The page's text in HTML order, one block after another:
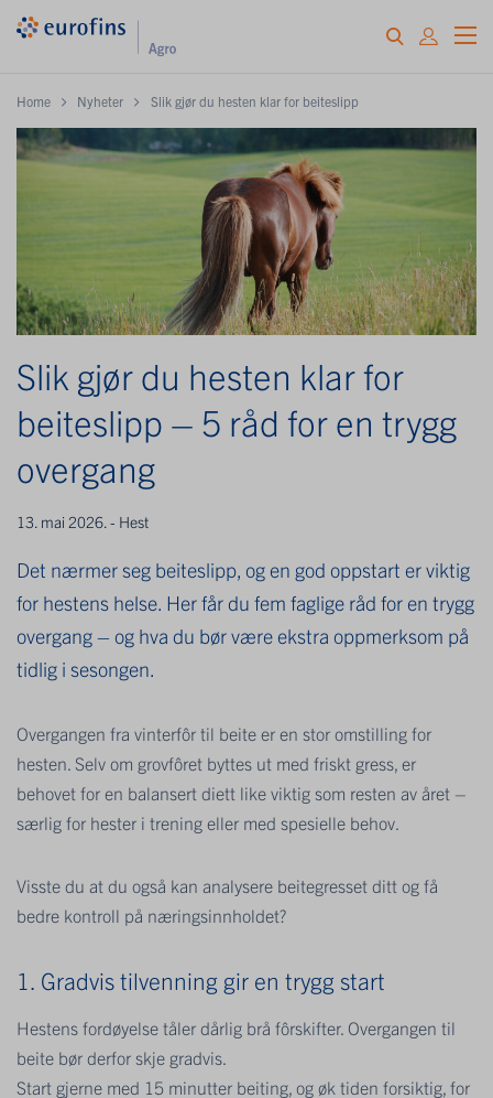
Home Nyheter Slik gjør du hesten klar for beiteslipp
Slik gjør du hesten klar for
beiteslipp – 5 råd for en trygg
overgang
13. mai 2026. - Hest
Det nærmer seg beiteslipp, og en god oppstart er viktig
for hestens helse. Her får du fem faglige råd for en trygg
overgang – og hva du bør være ekstra oppmerksom på
tidlig i sesongen.
Overgangen fra vinterfôr til beite er en stor omstilling for
hesten. Selv om grovfôret byttes ut med friskt gress, er
behovet for en balansert diett like viktig som resten av året –
særlig for hester i trening eller med spesielle behov.
Visste du at du også kan analysere beitegresset ditt og få
bedre kontroll på næringsinnholdet?
1. Gradvis tilvenning gir en trygg start
Hestens fordøyelse tåler dårlig brå fôrskifter. Overgangen til
beite bør derfor skje gradvis.
Start gjerne med 15 minutter beiting, og øk tiden forsiktig, for